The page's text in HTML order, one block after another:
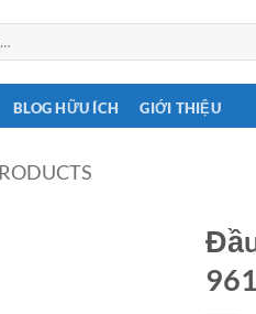
BLOG HỮU ÍCH GIỚI THIỆU